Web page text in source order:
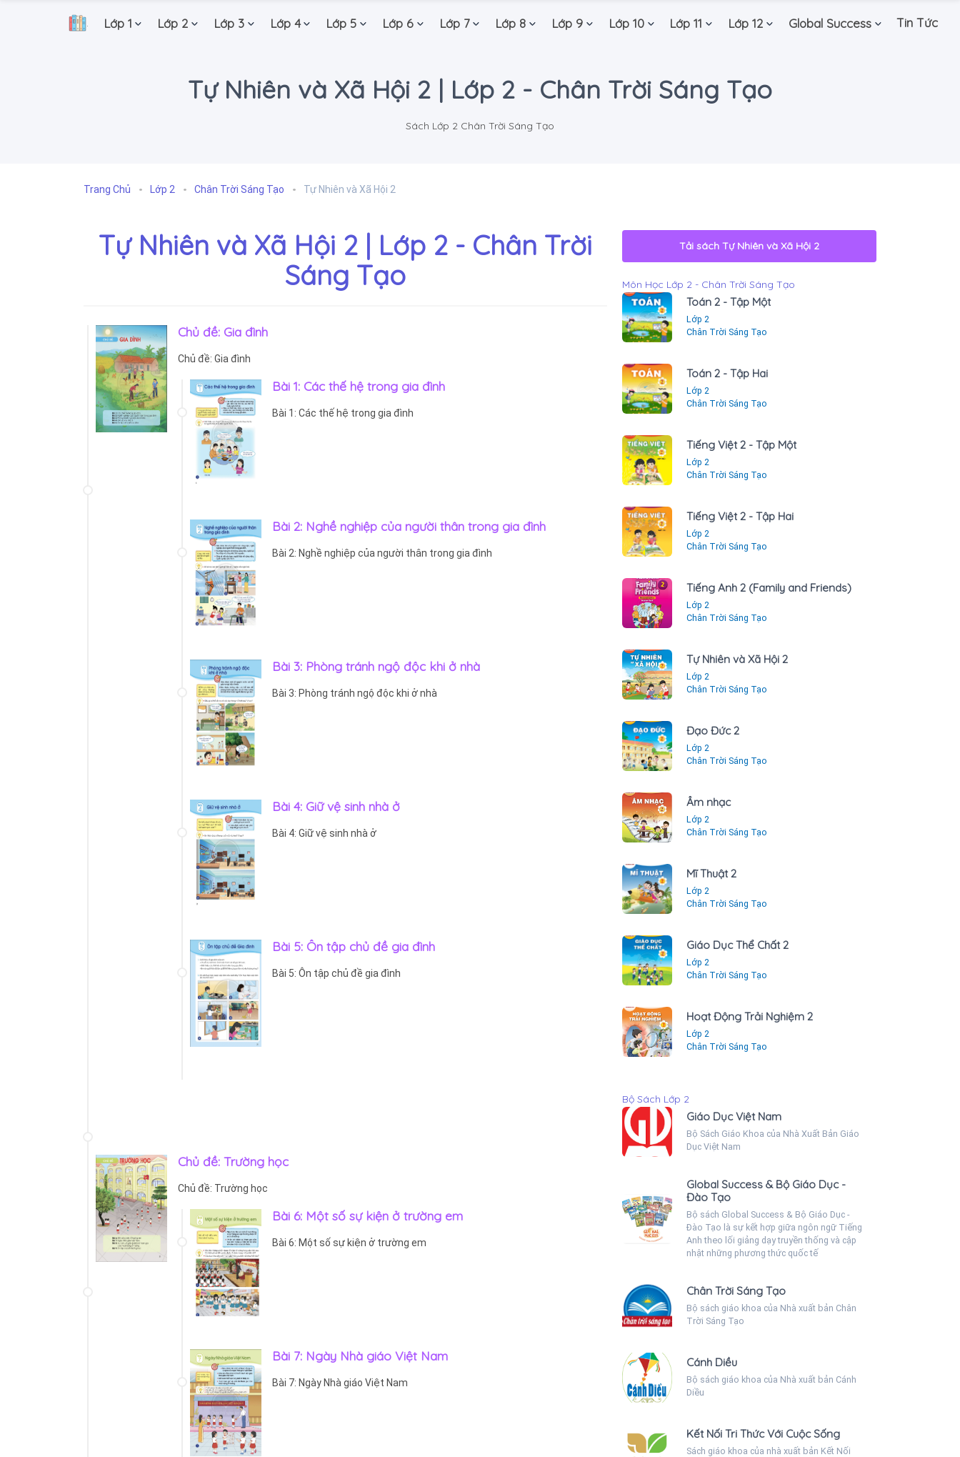
. Lớp 1 Lớp 2 Lớp 3 Lớp 4 Lớp 5 Lớp 6 Lớp 7 Lớp 8 Lớp 9 Lớp 10 Lớp 11 Lớp 12 Global Success Tin Tức
Tự Nhiên và Xã Hội 2 | Lớp 2 - Chân Trời Sáng Tạo
Sách Lớp 2 Chân Trời Sáng Tạo
Trang Chủ Lớp 2 Chân Trời Sáng Tạo Tự Nhiên và Xã Hội 2
Tự Nhiên và Xã Hội 2 | Lớp 2 - Chân Trời
Sáng Tạo
Chủ đề: Gia đình
Chủ đề: Gia đình
Bài 1: Các thế hệ trong gia đình
Bài 1: Các thế hệ trong gia đình
Bài 2: Nghề nghiệp của người thân trong gia đình
Bài 2: Nghề nghiệp của người thân trong gia đình
Bài 3: Phòng tránh ngộ độc khi ở nhà
Bài 3: Phòng tránh ngộ độc khi ở nhà
Bài 4: Giữ vệ sinh nhà ở
Bài 4: Giữ vệ sinh nhà ở
Bài 5: Ôn tập chủ đề gia đình
Bài 5: Ôn tập chủ đề gia đình
Chủ đề: Trường học
Chủ đề: Trường học
Bài 6: Một số sự kiện ở trường em
Bài 6: Một số sự kiện ở trường em
Bài 7: Ngày Nhà giáo Việt Nam
Bài 7: Ngày Nhà giáo Việt Nam
Tải sách Tự Nhiên và Xã Hội 2
Môn Học Lớp 2 - Chân Trời Sáng Tạo
Toán 2 - Tập Một
Lớp 2
Chân Trời Sáng Tạo
Toán 2 - Tập Hai
Lớp 2
Chân Trời Sáng Tạo
Tiếng Việt 2 - Tập Một
Lớp 2
Chân Trời Sáng Tạo
Tiếng Việt 2 - Tập Hai
Lớp 2
Chân Trời Sáng Tạo
Tiếng Anh 2 (Family and Friends)
Lớp 2
Chân Trời Sáng Tạo
Tự Nhiên và Xã Hội 2
Lớp 2
Chân Trời Sáng Tạo
Đạo Đức 2
Lớp 2
Chân Trời Sáng Tạo
Âm nhạc
Lớp 2
Chân Trời Sáng Tạo
Mĩ Thuật 2
Lớp 2
Chân Trời Sáng Tạo
Giáo Dục Thể Chất 2
Lớp 2
Chân Trời Sáng Tạo
Hoạt Động Trải Nghiệm 2
Lớp 2
Chân Trời Sáng Tạo
Bộ Sách Lớp 2
Giáo Dục Việt Nam
Bộ Sách Giáo Khoa của Nhà Xuất Bản Giáo
Dục Việt Nam
Global Success & Bộ Giáo Dục -
Đào Tạo
Bộ sách Global Success & Bộ Giáo Dục -
Đào Tạo là sự kết hợp giữa ngôn ngữ Tiếng
Anh theo lối giảng dạy truyền thống và cập
nhật những phương thức quốc tế
Chân Trời Sáng Tạo
Bộ sách giáo khoa của Nhà xuất bản Chân
Trời Sáng Tạo
Cánh Diều
Bộ sách giáo khoa của Nhà xuất bản Cánh
Diều
Kết Nối Tri Thức Với Cuộc Sống
Sách giáo khoa của nhà xuất bản Kết Nối